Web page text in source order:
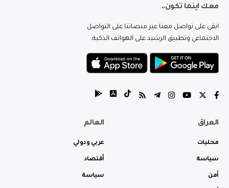
معك اينما تكون..
ابقى على تواصل معنا عبر منصاتنا على التواصل
الاجتماعي وتطبيق الرشيد على الهواتف الذكية.
العراق
محليات
سياسة
أمن
العالم
عربي ودولي
أقتصاد
سياسة